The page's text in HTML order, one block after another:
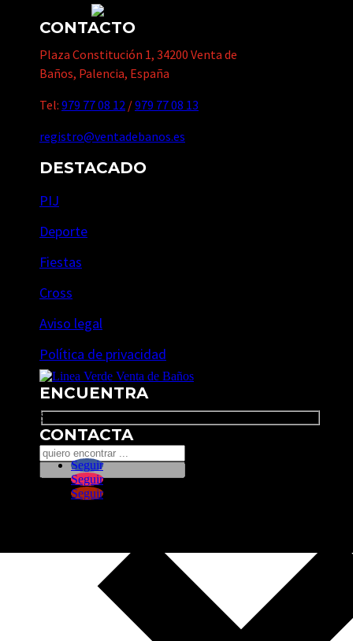
CONTACTO
Plaza Constitución 1, 34200 Venta de
Baños, Palencia, España
Tel: 979 77 08 12 /979 77 08 13
registro@ventadebanos.es
DESTACADO
PIJ
Deporte
Fiestas
Cross
Aviso legal
Política de privacidad
ENCUENTRA
Search
CONTACTA
Seguir
Seguir
Seguir